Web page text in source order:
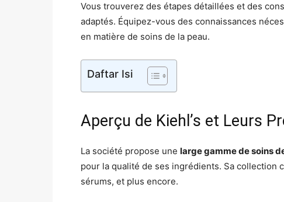
Vous trouverez des étapes détaillées et des
adaptés. Équipez-vous des connaissances
en matière de soins de la peau.
Daftar Isi
Aperçu de Kiehl’s et Leurs
La société propose une large gamme de soins
pour la qualité de ses ingrédients. Sa collection
sérums, et plus encore.